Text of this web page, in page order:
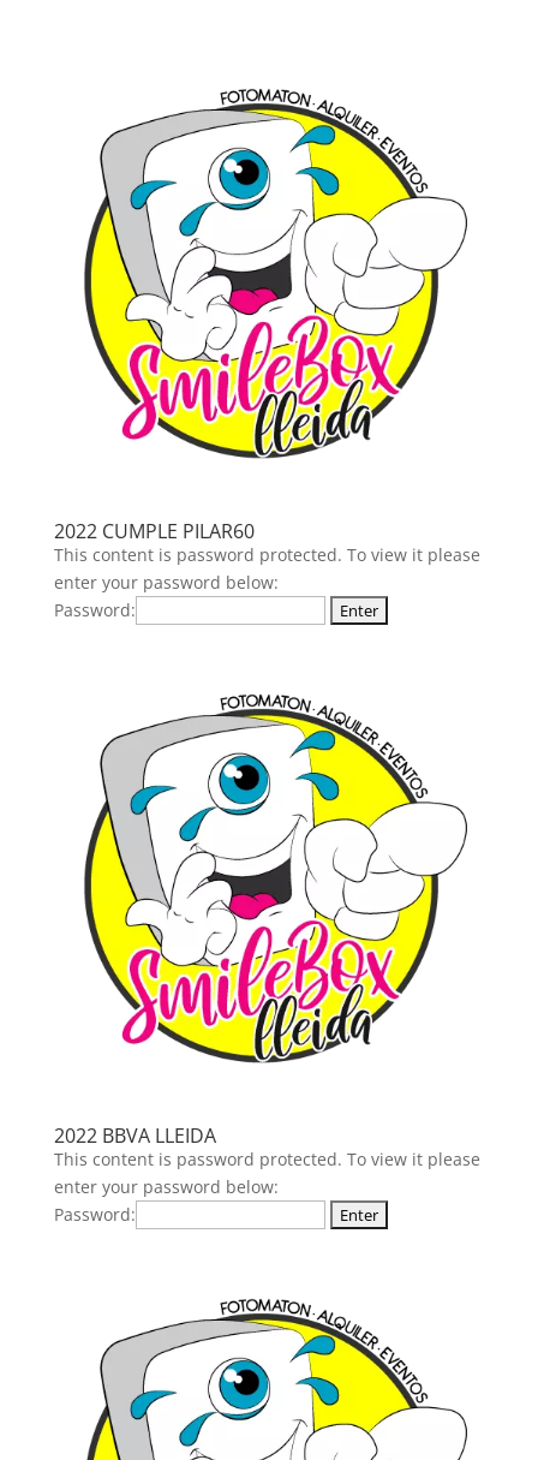
2022 CUMPLE PILAR60
This content is password protected. To view it please
enter your password below:
Password:
2022 BBVA LLEIDA
This content is password protected. To view it please
enter your password below:
Password: